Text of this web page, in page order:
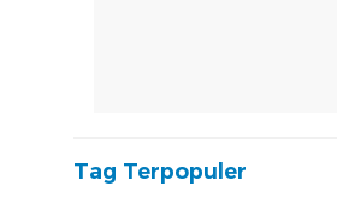
Tag Terpopuler